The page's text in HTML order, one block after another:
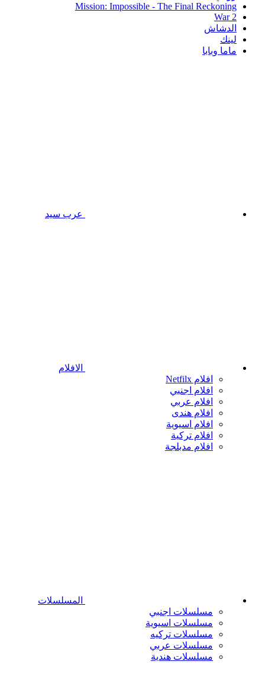
Mission: Impossible - The Final Reckoning
War 2
الدشاش
لينك
ماما وبابا
عرب سيد
الافلام
افلام Netfilx
افلام اجنبي
افلام عربي
افلام هندى
افلام اسيوية
افلام تركية
افلام مدبلجة
المسلسلات
مسلسلات اجنبي
مسلسلات اسيوية
مسلسلات تركيه
مسلسلات عربي
مسلسلات هندية